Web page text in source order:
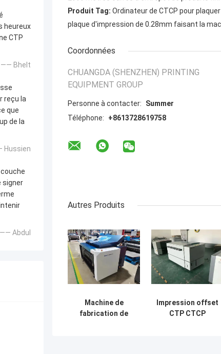
heureux
CTP
—— Bhelt
reçu la
que
de la
Hussien
signer
—— Abdul
Produit Tag: Ordinateur de CTCP pour
plaque d'impression de 0.28mm faisant la
Coordonnées
CHUANGDA (SHENZHEN) PRINTING
EQUIPMENT GROUP
Personne à contacter:
Summer
Téléphone:
+8613728619758
Autres Produits
Machine de
fabrication de
Impression offset
CTP CTCP